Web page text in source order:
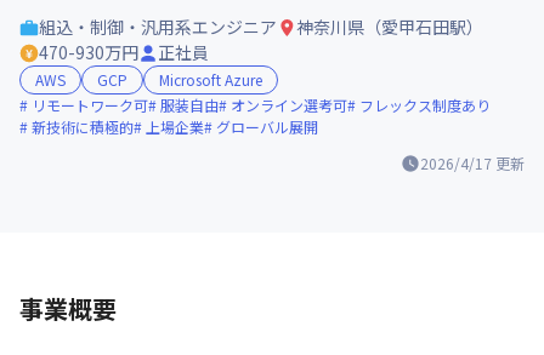
2026/4/17 更新
組込・制御・汎用系エンジニア
神奈川県（愛甲石田駅）
470-930万円
正社員
AWS GCP
Microsoft Azure
リモートワーク可 服装自由 オンライン選考可
フレックス制度あり
新技術に積極的
上場企業 グローバル展開
事業概要